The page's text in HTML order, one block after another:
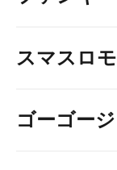
スマスロ
ゴーゴー